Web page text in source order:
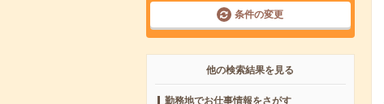
条件の変更
他の検索結果を見る
勤務地でお仕事情報をさがす